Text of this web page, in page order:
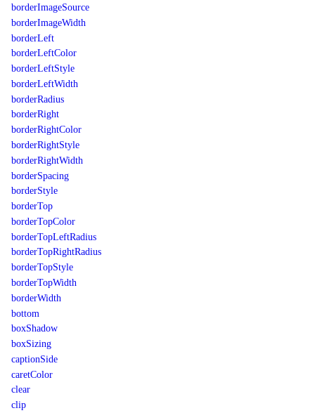
borderImageSource
borderImageWidth
borderLeft
borderLeftColor
borderLeftStyle
borderLeftWidth
borderRadius
borderRight
borderRightColor
borderRightStyle
borderRightWidth
borderSpacing
borderStyle
borderTop
borderTopColor
borderTopLeftRadius
borderTopRightRadius
borderTopStyle
borderTopWidth
borderWidth
bottom
boxShadow
boxSizing
captionSide
caretColor
clear
clip